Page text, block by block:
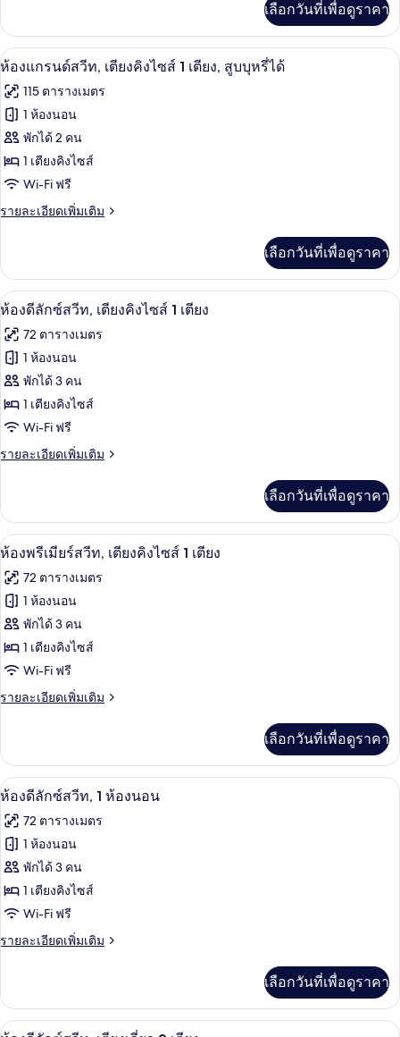
เดี่ยว
2
เตียง,
วิว
สระ
ว่าย
น้ำ
เกี่ยว
กับ
ห้อง
สวี
ท,
เตียง
เดี่ยว
2
เตียง,
วิว
สระ
เลือกวันที่เพื่อดูราคา
เปิด
ภาพถ่าย
ทั้งหมด
ของ
ห้อง
แก
รนด์
เตียง
คิง
ไซส์
1
เตียง,
สูบ
บุหรี่
ห้องแกรนด์สวีท, เตียงคิงไซส์ 1 เตียง,
7
ห้องแกรนด์สวีท, เตียงคิงไซส์ 1 เตียง, สูบบุหรี่ได้
115 ตารางเมตร
1 ห้องนอน
พักได้ 2 คน
1 เตียงคิงไซส์
Wi-Fi ฟรี
รายละเอียดเพิ่มเติม
ราย
เกี่ยว
กับ
ห้อง
รนด์
สวี
ท,
เตียง
คิง
ไซส์
เตียง,
เลือกวันที่เพื่อดูราคา
เปิด
ภาพถ่าย
ทั้งหมด
ของ
ห้อง
ดี
ลัก
สวีท,
เตียง
คิง
ไซส์
เตียง
เครื่องนอนระดับพรีเมียม, เตียงพร้อม
7
ห้องดีลักซ์สวีท, เตียงคิงไซส์ 1 เตียง
72 ตารางเมตร
1 ห้องนอน
พักได้ 3 คน
1 เตียงคิงไซส์
Wi-Fi ฟรี
รายละเอียดเพิ่มเติม
ราย
เกี่ยว
กับ
ห้อง
ลัก
ซ์
สวี
ท,
เตียง
คิง
ไซส์
1
เลือกวันที่เพื่อดูราคา
เปิด
ภาพถ่าย
ทั้งหมด
ของ
ห้อง
พรีเมียร์
สวีท,
คิง
ไซส์
1
เตียง
ห้องพรีเมียร์สวีท, เตียงคิงไซส์ 1 เตียง
9
ห้องพรีเมียร์สวีท, เตียงคิงไซส์ 1 เตียง
72 ตารางเมตร
1 ห้องนอน
พักได้ 3 คน
1 เตียงคิงไซส์
Wi-Fi ฟรี
รายละเอียดเพิ่มเติม
ราย
เกี่ยว
กับ
ห้อง
สวี
ท,
เตียง
คิง
ไซส์
เตียง
เลือกวันที่เพื่อดูราคา
เปิด
ภาพถ่าย
ทั้งหมด
ของ
ห้อง
ดี
ลัก
สวีท,
เครื่องนอนระดับพรีเมียม, เตียงพร้อม
8
ห้องดีลักซ์สวีท, 1 ห้องนอน
72 ตารางเมตร
1 ห้องนอน
พักได้ 3 คน
1 เตียงคิงไซส์
Wi-Fi ฟรี
รายละเอียดเพิ่มเติม
ราย
เกี่ยว
กับ
เลือกวันที่เพื่อดูราคา
เปิด ทีวีจอพลาสมา 65 นิ้ว พร้อมช่องดิจิตอล